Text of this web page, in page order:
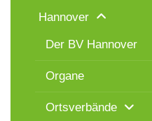
Hannover
Der BV Hannover
Organe
Ortsverbände